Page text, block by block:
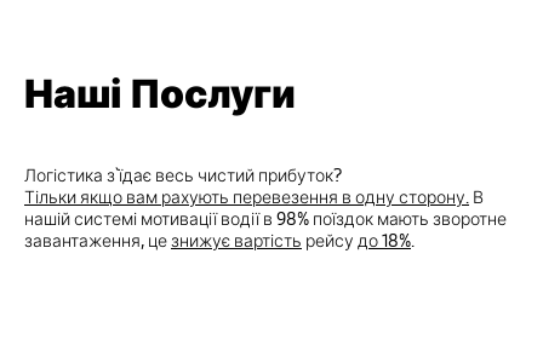
Наші Послуги
Логістика з`їдає весь чистий прибуток?
Тільки якщо вам рахують перевезення в одну сторону. В
нашій системі мотивації водії в 98% поїздок мають зворотне
завантаження, цезнижує вартість рейсу до 18%.